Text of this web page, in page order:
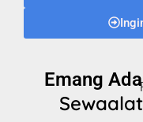
Emang